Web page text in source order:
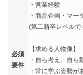
必須
要件
・営業経験
・商品企画・マー
(第二新卒レベルで
【求める人物像】
・自ら考え、自ら
・常に学ぶ姿勢が